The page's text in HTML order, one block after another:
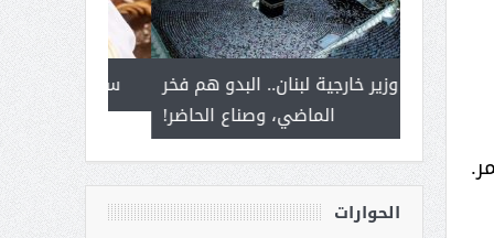
سلمان بن
إلى وزير خارجية لبنان.. البدو هم فخر
الماضي، وصناع الحاضر!
يحمل
من عشق
القيادة
الحوارات